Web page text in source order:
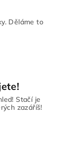
Děláme to
Stačí je
zazáříš!